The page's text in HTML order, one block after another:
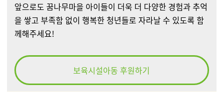
앞으로도 꿈나무마을 아이들이 더욱 더 다양한 경험과 추억
을 쌓고 부족함 없이 행복한 청년들로 자라날 수 있도록 함
께해주세요!
보육시설아동 후원하기